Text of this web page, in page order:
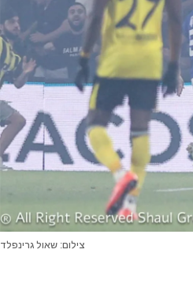
צילום: שאול גרינפלד